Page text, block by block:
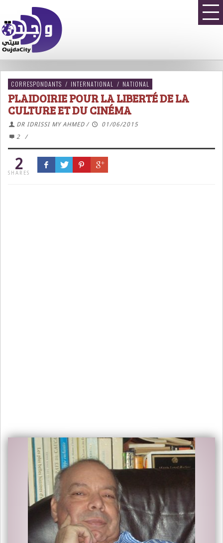
CORRESPONDANTS / INTERNATIONAL / NATIONAL
PLAIDOIRIE POUR LA LIBERTÉ DE LA
CULTURE ET DU CINÉMA
DR IDRISSI MY AHMED /
01/06/2015
2
/
2
SHARES